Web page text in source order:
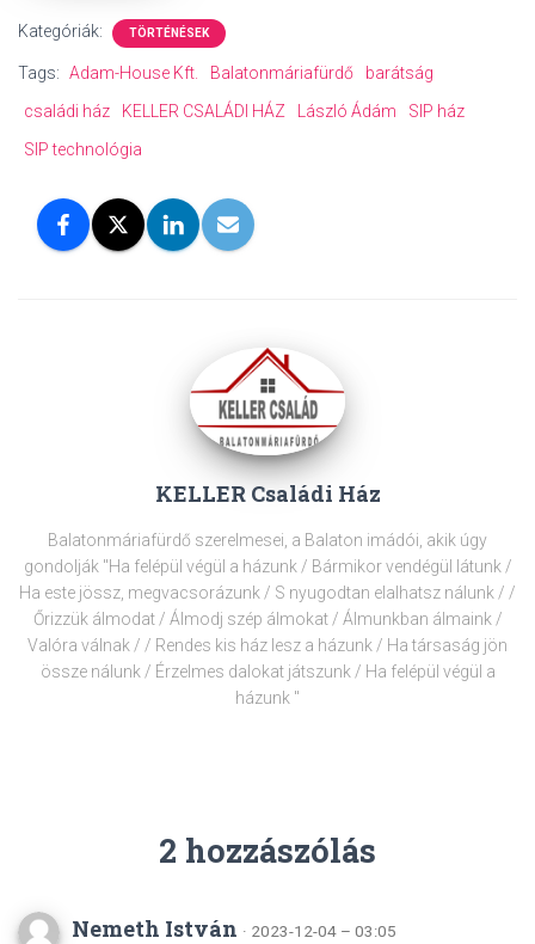
Kategóriák: TÖRTÉNÉSEK
Tags: Adam-House Kft. Balatonmáriafürdő
barátság
családi ház
KELLER CSALÁDI HÁZ László Ádám
SIP ház
SIP technológia
KELLER Családi Ház
Balatonmáriafürdő szerelmesei, a Balaton imádói, akik úgy
gondolják "Ha felépül végül a házunk / Bármikor vendégül látunk /
Ha este jössz, megvacsorázunk / S nyugodtan elalhatsz nálunk / /
Őrizzük álmodat / Álmodj szép álmokat / Álmunkban álmaink /
Valóra válnak / / Rendes kis ház lesz a házunk / Ha társaság jön
össze nálunk / Érzelmes dalokat játszunk / Ha felépül végül a
házunk "
2 hozzászólás
Nemeth István · 2023-12-04 – 03:05